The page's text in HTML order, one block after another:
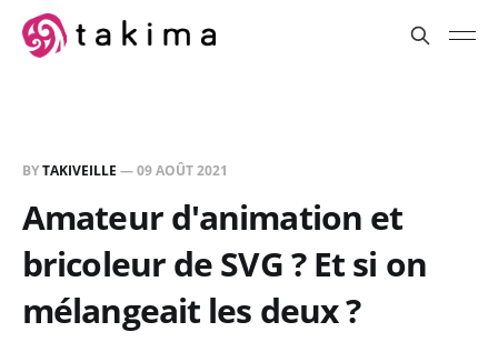
BYTAKIVEILLE —09 AOÛT 2021
Amateur d'animation et
bricoleur de SVG ? Et si on
mélangeait les deux ?